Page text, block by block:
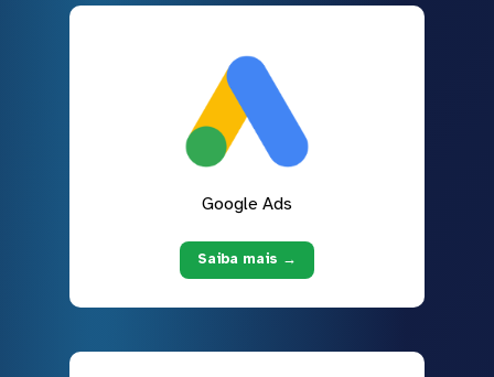
Google Ads
Saiba mais →